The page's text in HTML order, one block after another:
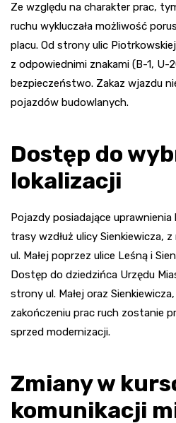
Ze względu na charakter prac,
ruchu wykluczała możliwość
placu. Od strony ulic
z odpowiednimi znakami (B-1, U-
bezpieczeństwo. Zakaz wjazdu
pojazdów budowlanych.
Dostęp do
lokalizacji
Pojazdy posiadające
trasy wzdłuż ulicy Sienkiewicza,
ul. Małej poprzez ulice Leśną i
Dostęp do dziedzińca Urzędu
strony ul. Małej oraz
zakończeniu prac ruch zostanie
sprzed modernizacji.
Zmiany w
komunikacji